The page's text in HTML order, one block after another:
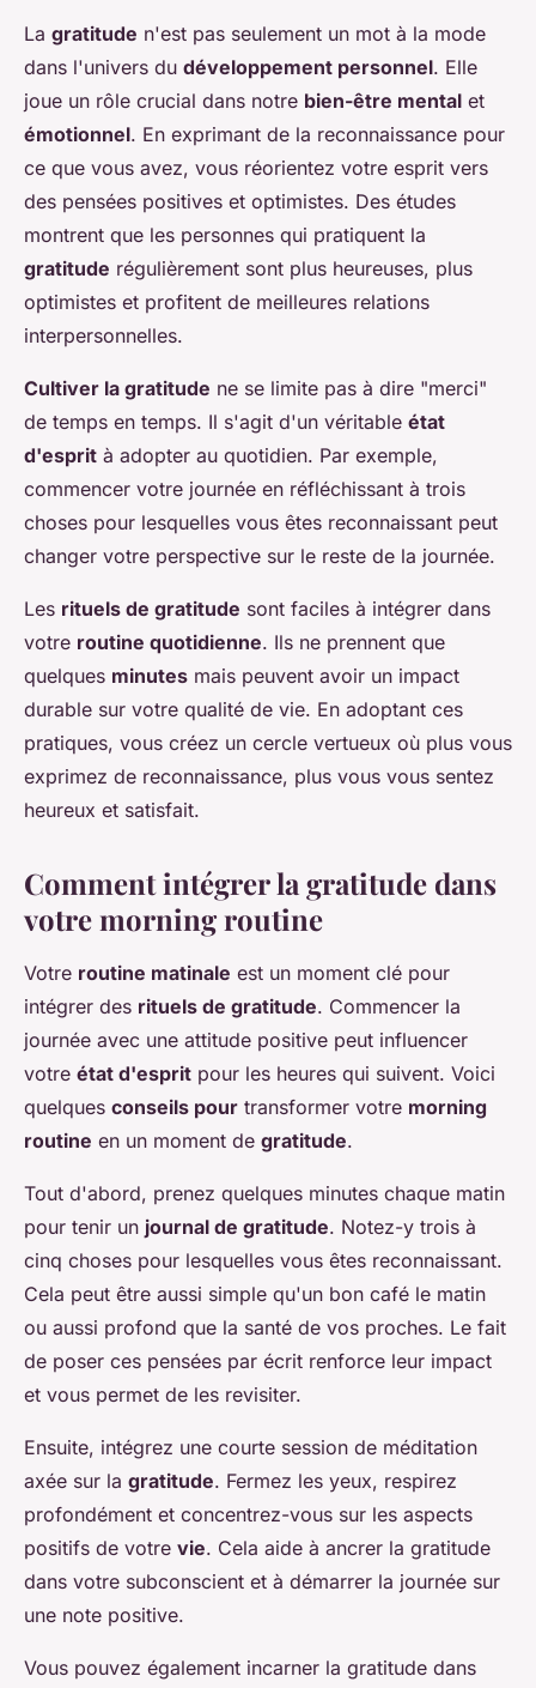
La gratitude n'est pas seulement un mot à la mode
dans l'univers du développement personnel. Elle
joue un rôle crucial dans notre bien-être mental et
émotionnel. En exprimant de la reconnaissance pour
ce que vous avez, vous réorientez votre esprit vers
des pensées positives et optimistes. Des études
montrent que les personnes qui pratiquent la
gratitude régulièrement sont plus heureuses, plus
optimistes et profitent de meilleures relations
interpersonnelles.
Cultiver la gratitude ne se limite pas à dire "merci"
de temps en temps. Il s'agit d'un véritable état
d'esprit à adopter au quotidien. Par exemple,
commencer votre journée en réfléchissant à trois
choses pour lesquelles vous êtes reconnaissant peut
changer votre perspective sur le reste de la journée.
Les rituels de gratitude sont faciles à intégrer dans
votre routine quotidienne. Ils ne prennent que
quelques minutes mais peuvent avoir un impact
durable sur votre qualité de vie. En adoptant ces
pratiques, vous créez un cercle vertueux où plus vous
exprimez de reconnaissance, plus vous vous sentez
heureux et satisfait.
Comment intégrer la gratitude dans
votre morning routine
Votre routine matinale est un moment clé pour
intégrer des rituels de gratitude. Commencer la
journée avec une attitude positive peut influencer
votre état d'esprit pour les heures qui suivent. Voici
quelques conseils pour transformer votre morning
routine en un moment de gratitude.
Tout d'abord, prenez quelques minutes chaque matin
pour tenir un journal de gratitude. Notez-y trois à
cinq choses pour lesquelles vous êtes reconnaissant.
Cela peut être aussi simple qu'un bon café le matin
ou aussi profond que la santé de vos proches. Le fait
de poser ces pensées par écrit renforce leur impact
et vous permet de les revisiter.
Ensuite, intégrez une courte session de méditation
axée sur la gratitude. Fermez les yeux, respirez
profondément et concentrez-vous sur les aspects
positifs de votre vie. Cela aide à ancrer la gratitude
dans votre subconscient et à démarrer la journée sur
une note positive.
Vous pouvez également incarner la gratitude dans